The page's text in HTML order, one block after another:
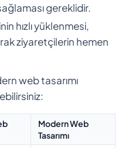
gereklidir.
hızlı yüklenmesi,
ziyaretçilerin hemen
web tasarımı
Modern Web
Tasarımı